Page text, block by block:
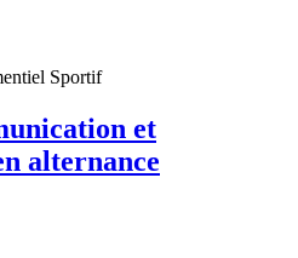
Sportif
et
alternance